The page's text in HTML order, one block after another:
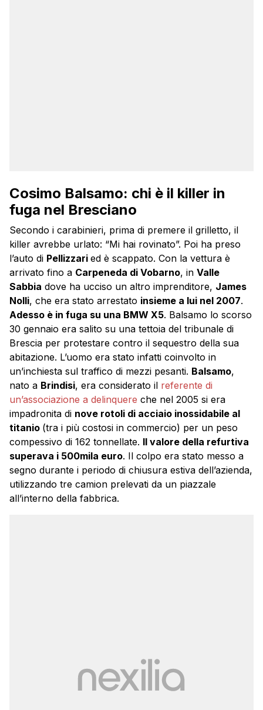
Cosimo Balsamo: chi è il killer in
fuga nel Bresciano
Secondo i carabinieri, prima di premere il grilletto, il
killer avrebbe urlato: “Mi hai rovinato”. Poi ha preso
l’auto di Pellizzari ed è scappato. Con la vettura è
arrivato fino a Carpeneda di Vobarno, in Valle
Sabbia dove ha ucciso un altro imprenditore, James
Nolli, che era stato arrestato insieme a lui nel 2007.
Adesso è in fuga su una BMW X5. Balsamo lo scorso
30 gennaio era salito su una tettoia del tribunale di
Brescia per protestare contro il sequestro della sua
abitazione. L’uomo era stato infatti coinvolto in
un’inchiesta sul traffico di mezzi pesanti. Balsamo,
nato a Brindisi, era considerato il referente di
un’associazione a delinquere che nel 2005 si era
impadronita di nove rotoli di acciaio inossidabile al
titanio (tra i più costosi in commercio) per un peso
compessivo di 162 tonnellate. Il valore della refurtiva
superava i 500mila euro. Il colpo era stato messo a
segno durante i periodo di chiusura estiva dell’azienda,
utilizzando tre camion prelevati da un piazzale
all’interno della fabbrica.